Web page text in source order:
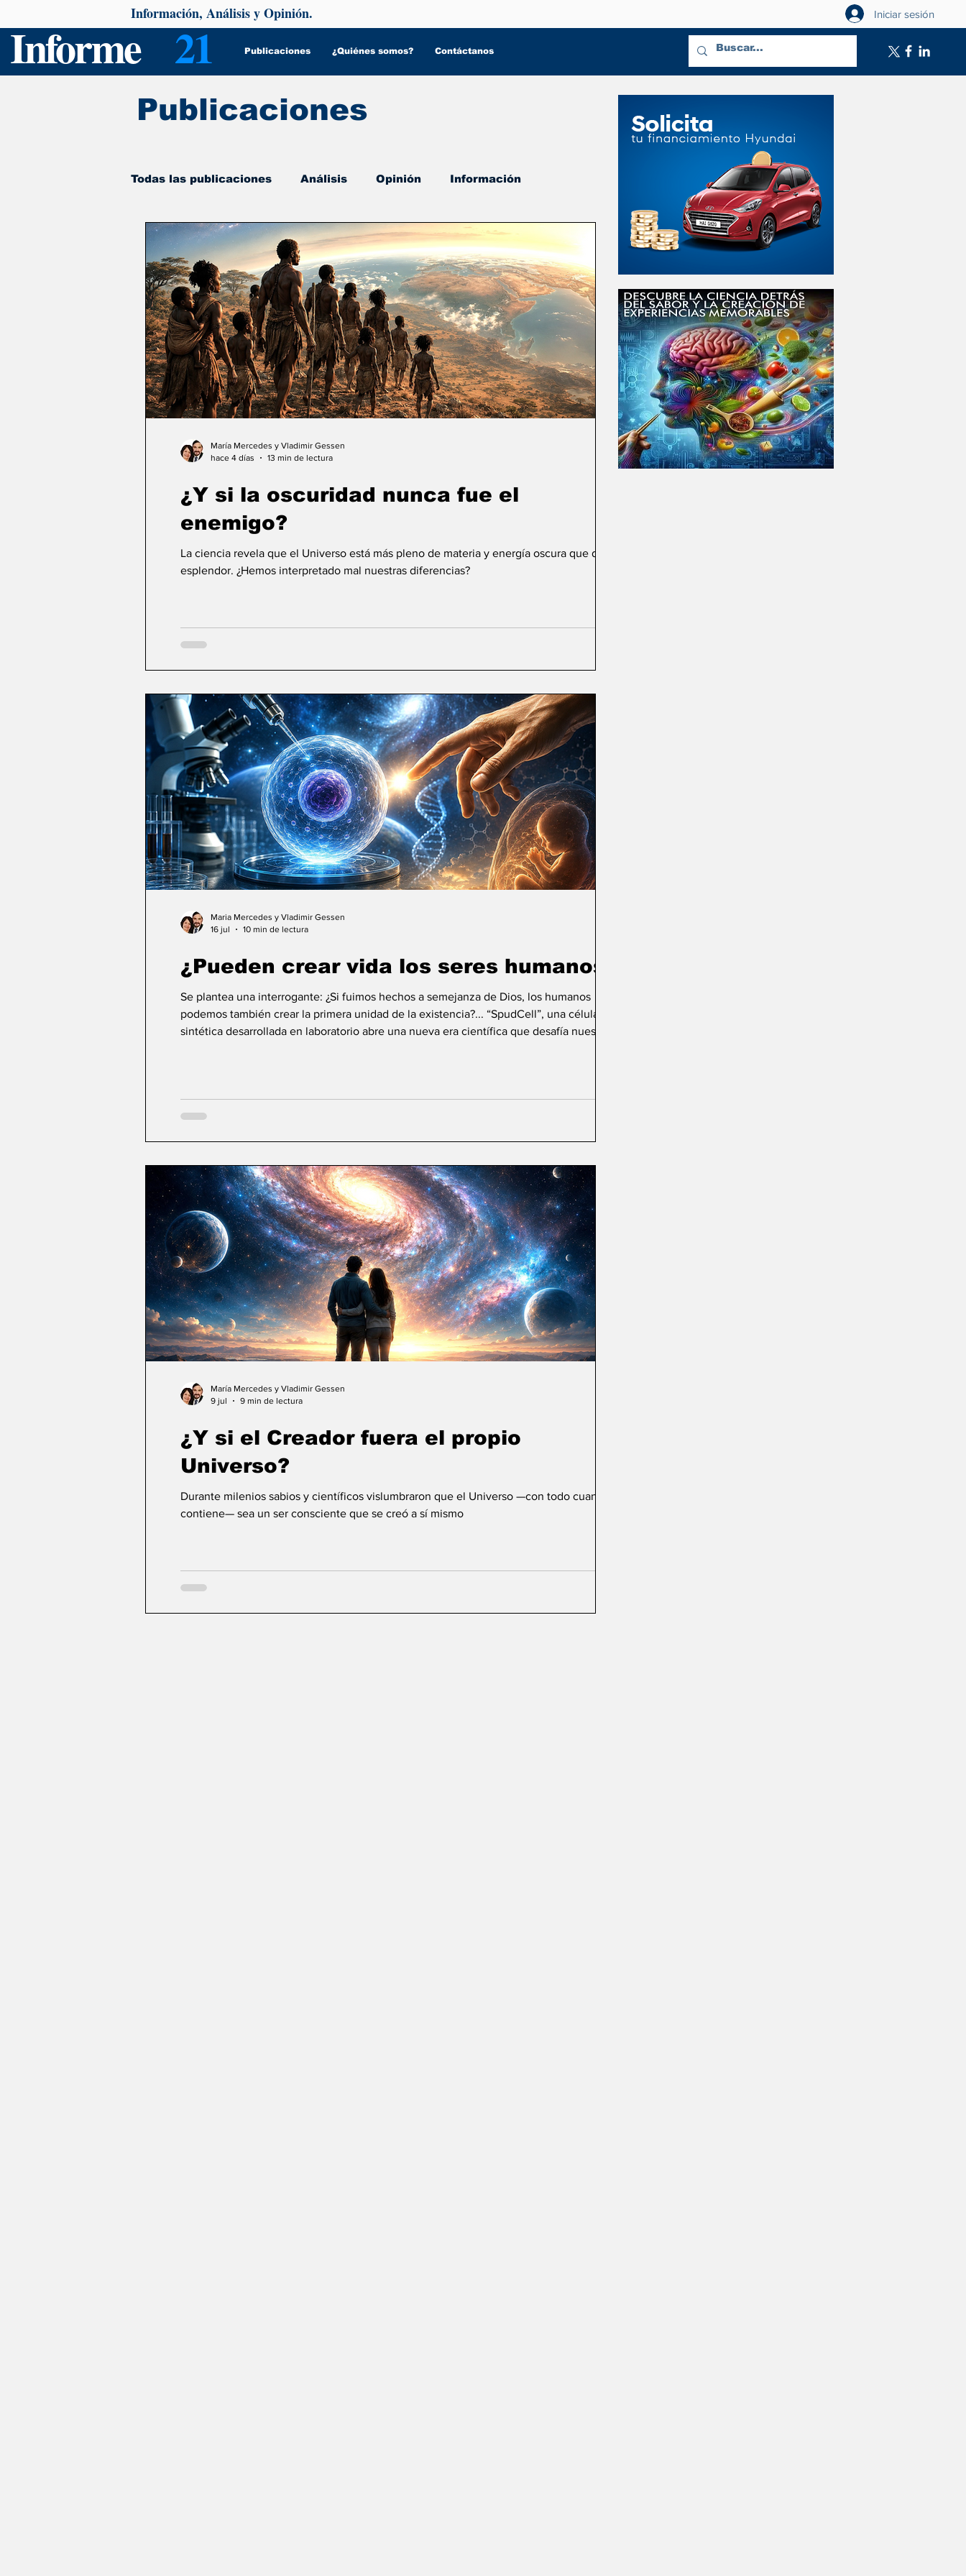
Informe 21 Publicaciones ¿Quiénes somos? Contáctanos
Información, Análisis y Opinión. Iniciar sesión
Todas las publicaciones Análisis Opinión Información
De interés Psicología y Salud
¿Y si la oscuridad nunca fue el
enemigo?
La ciencia revela que el Universo está más pleno de materia y energía oscura que de
esplendor. ¿Hemos interpretado mal nuestras diferencias?
María Mercedes y Vladimir Gessen
hace 4 días
13 min de lectura
¿Pueden crear vida los seres humanos?
Se plantea una interrogante: ¿Si fuimos hechos a semejanza de Dios, los humanos
podemos también crear la primera unidad de la existencia?... “SpudCell”, una célula
sintética desarrollada en laboratorio abre una nueva era científica que desafía nuestras
Maria Mercedes y Vladimir Gessen
16 jul
10 min de lectura
¿Y si el Creador fuera el propio
Universo?
Durante milenios sabios y científicos vislumbraron que el Universo —con todo cuanto
contiene— sea un ser consciente que se creó a sí mismo
María Mercedes y Vladimir Gessen
9 jul
9 min de lectura
Publicaciones